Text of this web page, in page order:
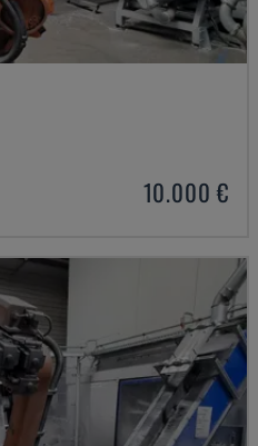
10.000 €